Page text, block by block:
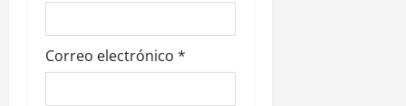
Correo electrónico *